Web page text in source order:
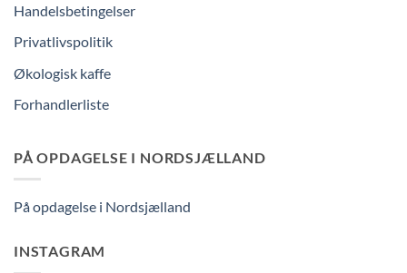
Handelsbetingelser
Privatlivspolitik
Økologisk kaffe
Forhandlerliste
PÅ OPDAGELSE I NORDSJÆLLAND
På opdagelse i Nordsjælland
INSTAGRAM